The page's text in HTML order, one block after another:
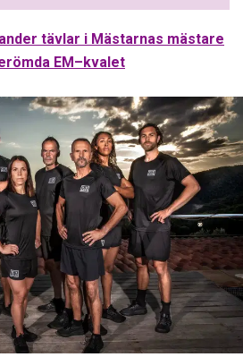
tävlar i Mästarnas mästare
EM–kvalet